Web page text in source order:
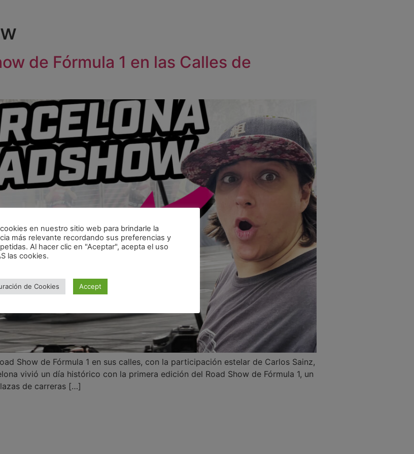
de Fórmula 1 en las Calles de
Show de Fórmula 1 en sus calles, con la participación estelar de Carlos Sainz,
vivió un día histórico con la primera edición del Road Show de Fórmula 1, un
de carreras […]
en nuestro sitio web para brindarle la
más relevante recordando sus preferencias y
Al hacer clic en "Aceptar", acepta el uso
las cookies.
de Cookies Accept